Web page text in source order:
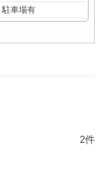
駐車場有
2件